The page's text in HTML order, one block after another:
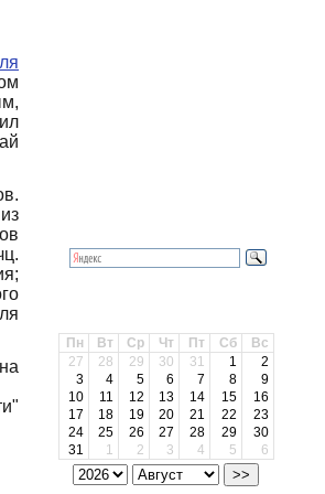
Пн Вт Ср Чт Пт Сб
Вс
27
28 29 30 31 1
2
3
4 5 6 7 8
9
10
11 12 13 14 15
16
17
18 19 20 21 22
23
24
25 26 27 28 29
30
31
1 2 3 4 5 6